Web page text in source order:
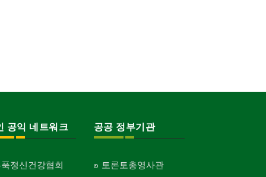
공익 네트워크
정신건강협회
공공 정부기관
토론토총영사관